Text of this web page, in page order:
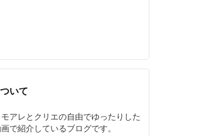
いて
アレとクリエの自由でゆったりした
で紹介しているブログです。